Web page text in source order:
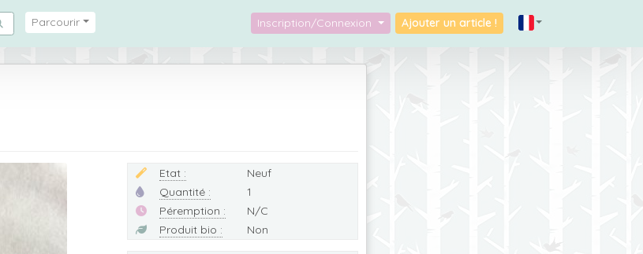
Parcourir Inscription/Connexion Ajouter un article !
Etat :
Neuf
Quantité :
1
Péremption :
N/C
Produit bio :
Non